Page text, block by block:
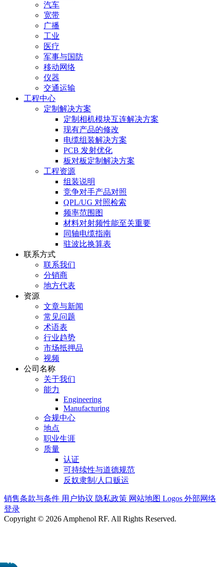
汽车
宽带
广播
工业
医疗
军事与国防
移动网络
仪器
交通运输
工程中心
定制解决方案
定制相机模块互连解决方案
现有产品的修改
电缆组装解决方案
PCB 发射优化
板对板定制解决方案
工程资源
组装说明
竞争对手产品对照
QPL/UG 对照检索
频率范围图
材料对射频性能至关重要
同轴电缆指南
驻波比换算表
联系方式
联系我们
分销商
地方代表
资源
文章与新闻
常见问题
术语表
行业趋势
市场抵押品
视频
公司名称
关于我们
能力
Engineering
Manufacturing
合规中心
地点
职业生涯
质量
认证
可持续性与道德规范
反奴隶制/人口贩运
销售条款与条件 用户协议 隐私政策 网站地图 Logos 外部网络
登录
Copyright © 2026 Amphenol RF. All Rights Reserved.